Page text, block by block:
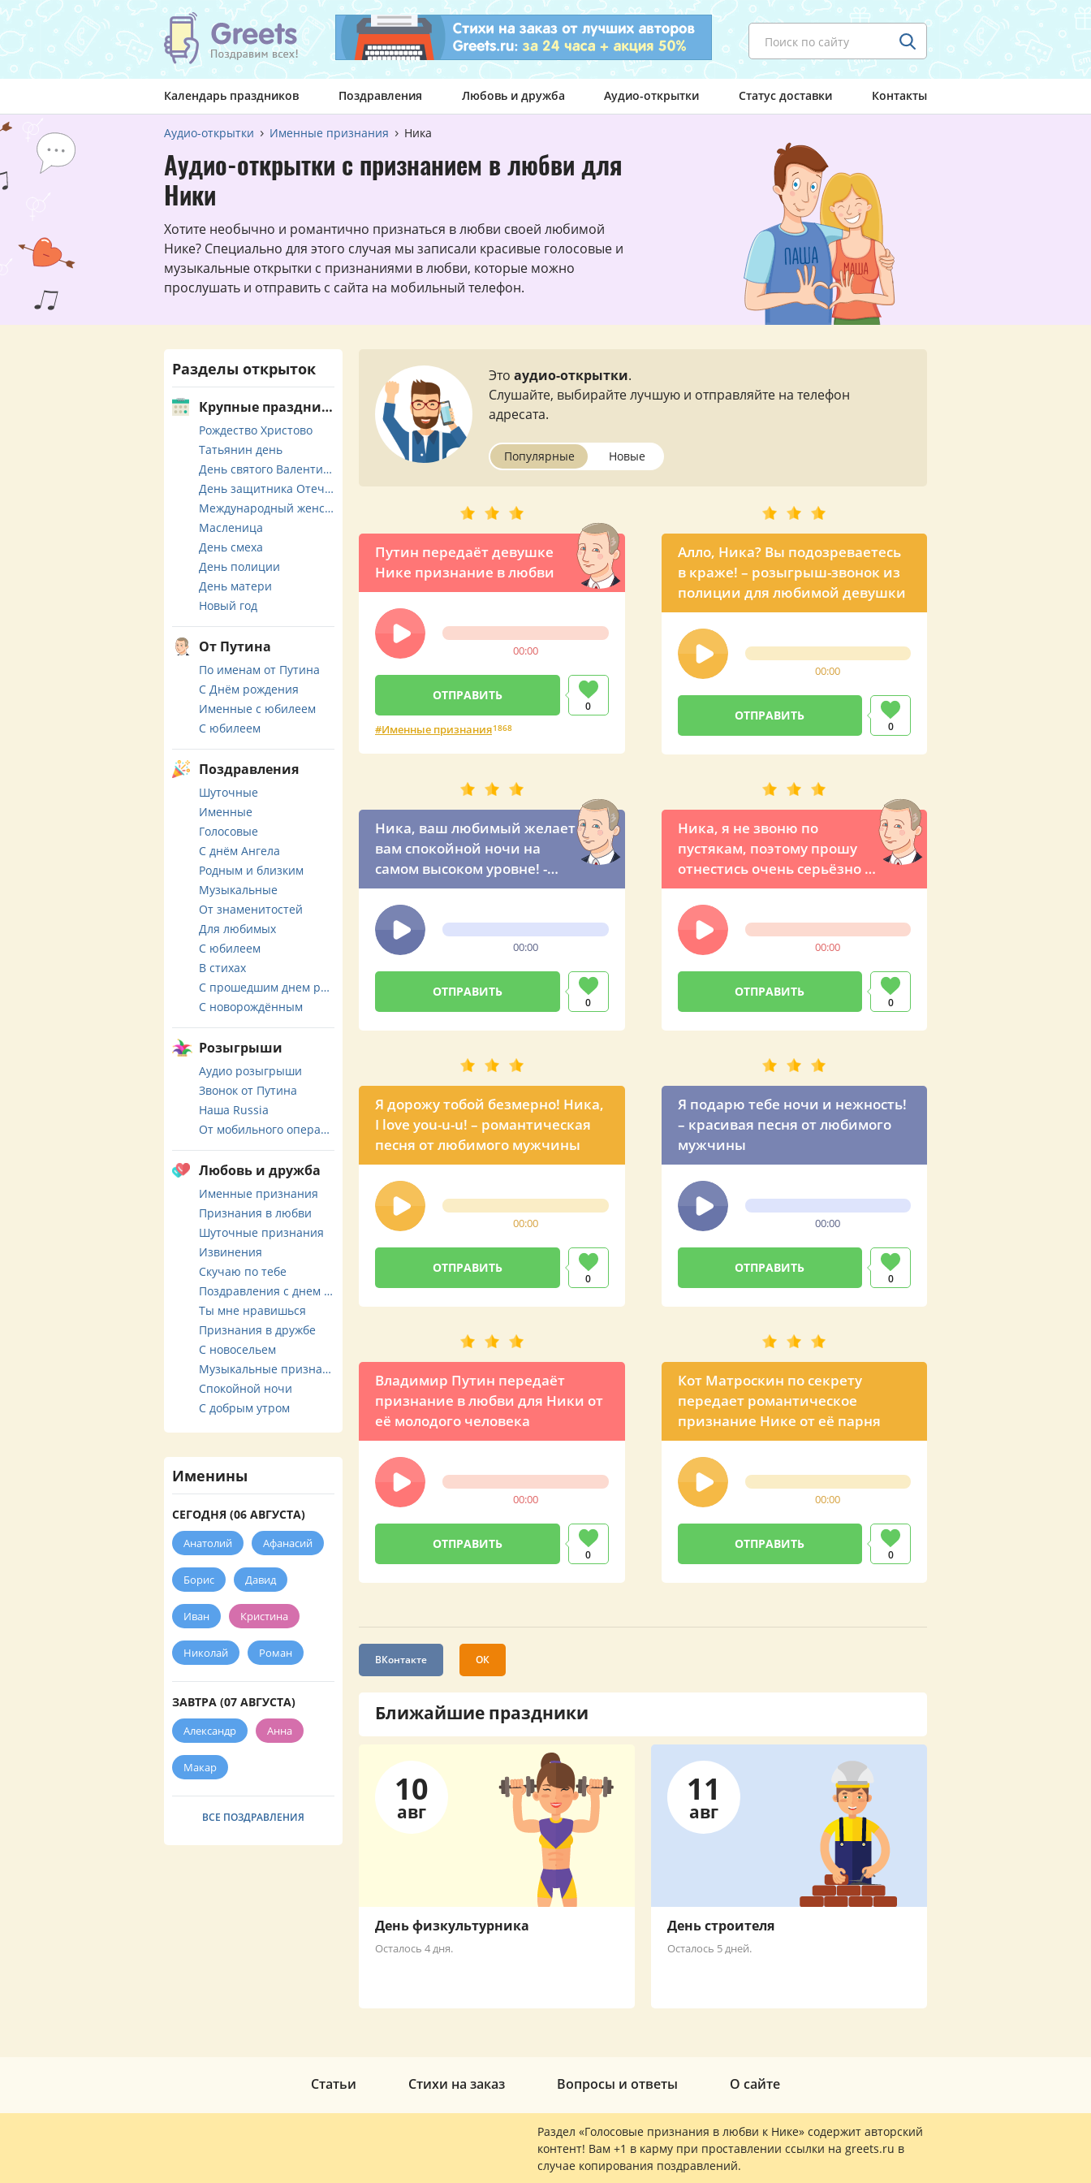
Поиск по сайту
Календарь праздников Поздравления Любовь и дружба Аудио-открытки Статус доставки Контакты
Аудио-открытки Именные признания Ника
Аудио-открытки с признанием в любви для
Ники
Хотите необычно и романтично признаться в любви своей любимой
Нике? Специально для этого случая мы записали красивые голосовые и
музыкальные открытки с признаниями в любви, которые можно
прослушать и отправить с сайта на мобильный телефон.
Это аудио-открытки.
Слушайте, выбирайте лучшую и отправляйте на телефон
адресата.
Популярные Новые
Путин передаёт девушке
Нике признание в любви
00:00
0
Именные признания1868
Алло, Ника? Вы подозреваетесь
в краже! – розыгрыш-звонок из
полиции для любимой девушки
00:00
0
Ника, ваш любимый желает
вам спокойной ночи на
самом высоком уровне! -
ночной звонок от
президента России
00:00
0
Ника, я не звоню по
пустякам, поэтому прошу
отнестись очень серьёзно к
нашему разговору! –
шуточный звонок с
голосовым признанием от
президента Путина (по
просьбе любимого
мужчины)
00:00
0
Я дорожу тобой безмерно! Ника,
I love you-u-u! – романтическая
песня от любимого мужчины
00:00
0
Я подарю тебе ночи и нежность!
– красивая песня от любимого
мужчины
00:00
0
Владимир Путин передаёт
признание в любви для Ники от
её молодого человека
00:00
0
Кот Матроскин по секрету
передает романтическое
признание Нике от её парня
00:00
0
ВКонтакте ОК
Ближайшие праздники
10
авг
День физкультурника
Осталось 4 дня.
11
авг
День строителя
Осталось 5 дней.
Разделы открыток
Крупные праздники
Рождество Христово
Татьянин день
День святого Валентина
День защитника Отечества
Международный женский день
Масленица
День смеха
День полиции
День матери
Новый год
От Путина
По именам от Путина
С Днём рождения
Именные с юбилеем
С юбилеем
Поздравления
Шуточные
Именные
Голосовые
С днём Ангела
Родным и близким
Музыкальные
От знаменитостей
Для любимых
С юбилеем
В стихах
С прошедшим днем рождения
С новорождённым
Розыгрыши
Аудио розыгрыши
Звонок от Путина
Наша Russia
От мобильного оператора
Любовь и дружба
Именные признания
Признания в любви
Шуточные признания
Извинения
Скучаю по тебе
Поздравления с днем свадьбы
Ты мне нравишься
Признания в дружбе
С новосельем
Музыкальные признания
Спокойной ночи
С добрым утром
Именины
СЕГОДНЯ (06 АВГУСТА)
Анатолий Афанасий
Борис Давид
Иван Кристина
Николай Роман
ЗАВТРА (07 АВГУСТА)
Александр Анна
Макар
ВСЕ ПОЗДРАВЛЕНИЯ
Статьи Стихи на заказ Вопросы и ответы О сайте
Раздел «Голосовые признания в любви к Нике» содержит авторский
контент! Вам +1 в карму при проставлении ссылки на greets.ru в
случае копирования поздравлений.